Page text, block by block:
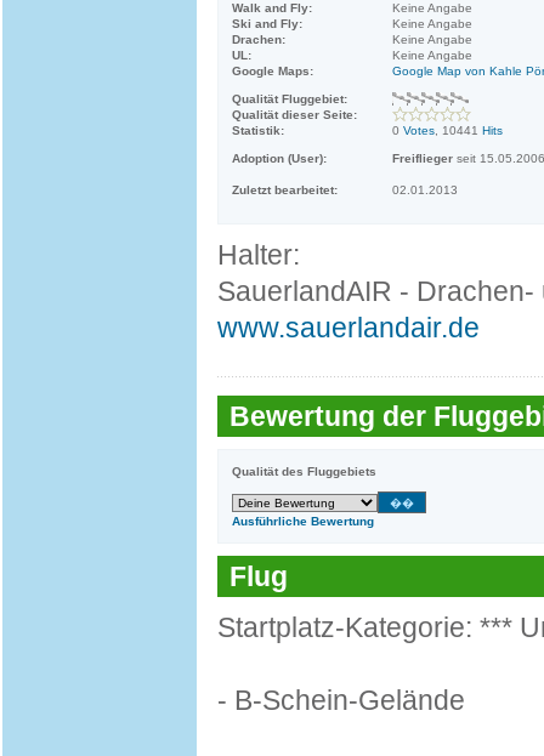
Walk and Fly:
Keine Angabe
Ski and Fly:
Keine Angabe
Drachen:
Keine Angabe
UL:
Keine Angabe
Google Maps:
Google Map von Kahle
Qualität Fluggebiet:
Qualität dieser Seite:
Statistik:
0 Votes , 10441 Hits
Adoption (User): Freiflieger seit 15.05.2006
Zuletzt bearbeitet: 02.01.2013
Halter:
SauerlandAIR -
www.sauerlandair.de
Bewertung der
Qualität des Fluggebiets
Ausführliche Bewertung
Flug
Startplatz-Kategorie: ***
- B-Schein-Gelände